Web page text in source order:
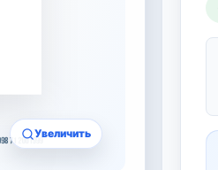
Увеличить